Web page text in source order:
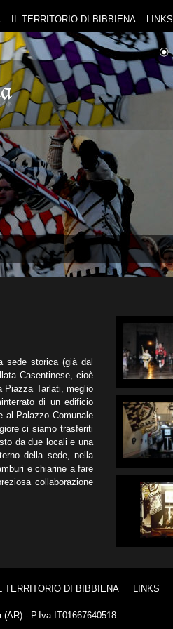
IL TERRITORIO DI BIBBIENA LINKS
sede storica (già dal
Casentinese, cioè
Piazza Tarlati, meglio
di un edificio
al Palazzo Comunale
ci siamo trasferiti
da due locali e una
della sede, nella
e chiarine a fare
collaborazione
TERRITORIO DI BIBBIENA LINKS
- P.Iva IT01667640518